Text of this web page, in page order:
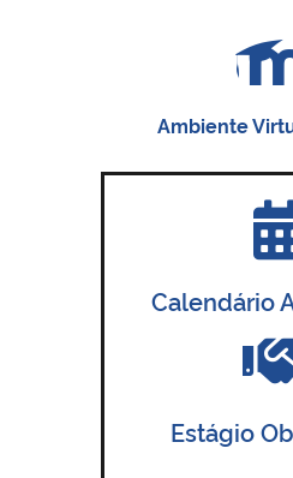
Ambiente
Calendário
Estágio